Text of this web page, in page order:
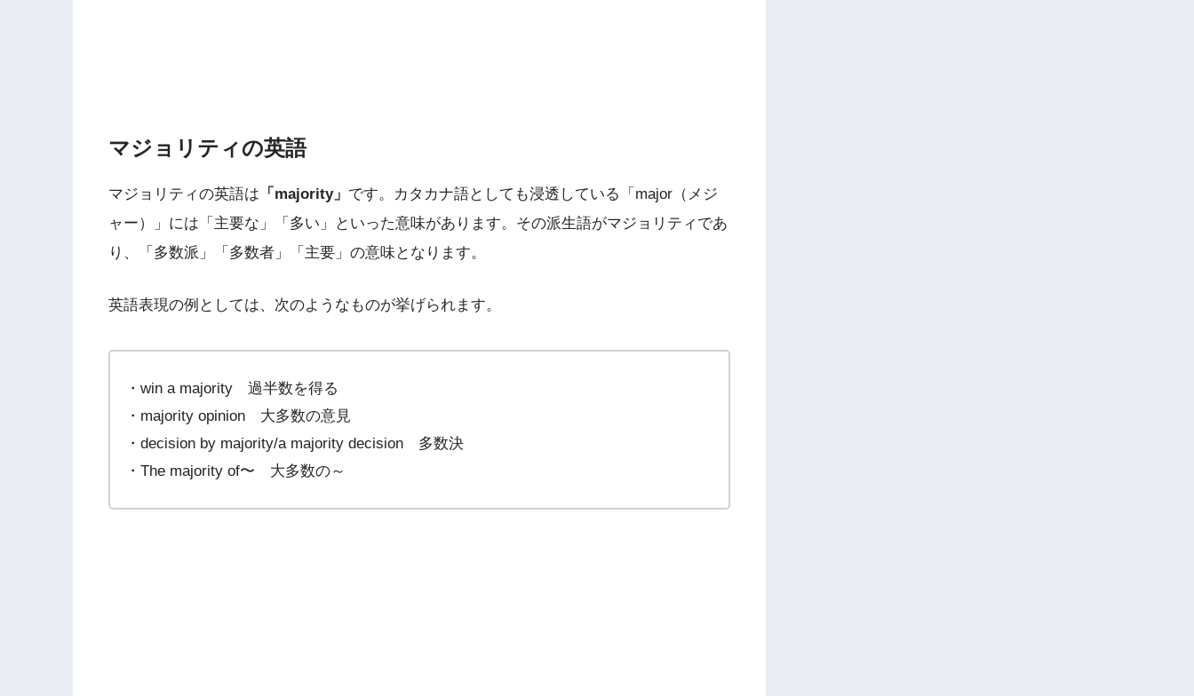
マジョリティの英語
マジョリティの英語は 「majority」 です。カタカナ語としても浸透している「major（メジ
ャー）」には「主要な」「多い」といった意味があります。その派生語がマジョリティであ
り、「多数派」「多数者」「主要」の意味となります。
英語表現の例としては、次のようなものが挙げられます。
・win a majority 過半数を得る
・majority opinion 大多数の意見
・decision by majority/a majority decision 多数決
・The majority of〜 大多数の～